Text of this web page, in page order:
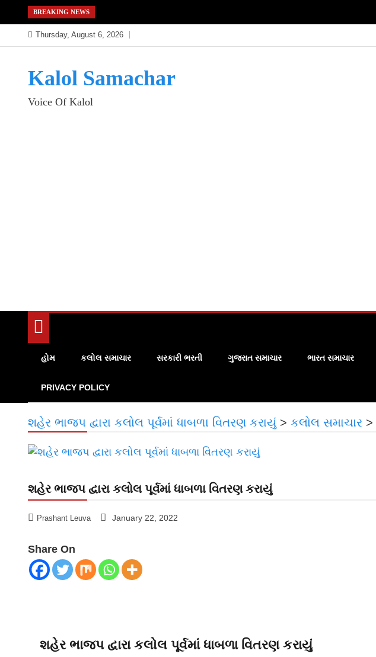
to
content
BREAKING NEWS
Thursday, August 6, 2026
Kalol Samachar
Voice Of Kalol
હોમ કલોલ સમાચાર સરકારી ભરતી ગુજરાત સમાચાર ભારત સમાચાર
PRIVACY POLICY
શહેર ભાજપ દ્વારા કલોલ પૂર્વમાં ધાબળા વિતરણ કરાયું > કલોલ સમાચાર >
શહેર ભાજપ દ્વારા કલોલ પૂર્વમાં ધાબળા વિતરણ કરાયું
Prashant Leuva January 22, 2022
Share On
શહેર ભાજપ દ્વારા કલોલ પૂર્વમાં ધાબળા વિતરણ કરાયું